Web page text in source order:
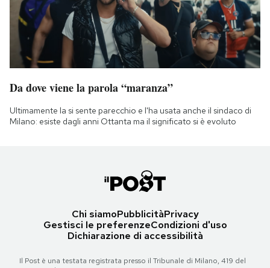
Da dove viene la parola “maranza”
Ultimamente la si sente parecchio e l'ha usata anche il sindaco di
Milano: esiste dagli anni Ottanta ma il significato si è evoluto
Chi siamoPubblicitàPrivacy
Gestisci le preferenzeCondizioni d'uso
Dichiarazione di accessibilità
Il Post è una testata registrata presso il Tribunale di Milano, 419 del